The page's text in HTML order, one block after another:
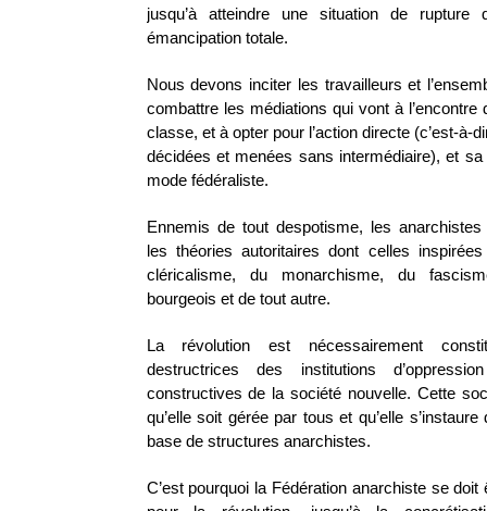
jusqu’à atteindre une situation de rupture
émancipation totale.
Nous devons inciter les travailleurs et
combattre les médiations qui vont à l’encontre
classe, et à opter pour l’action directe (c’est-à-
décidées et menées sans intermédiaire), et
mode fédéraliste.
Ennemis de tout despotisme, les
les théories autoritaires dont celles
cléricalisme, du monarchisme, du
bourgeois et de tout autre.
La révolution est nécessairement
destructrices des institutions
constructives de la société nouvelle. Cette
qu’elle soit gérée par tous et qu’elle
base de structures anarchistes.
C’est pourquoi la Fédération anarchiste se doit